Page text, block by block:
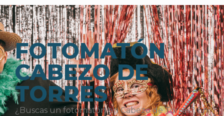
FOTOMATÓN
CABEZO DE
TORRES
¿Buscas un fotomatón en Cabezo de Torres? En